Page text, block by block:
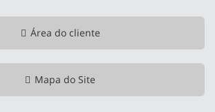
Área do cliente
Mapa do Site